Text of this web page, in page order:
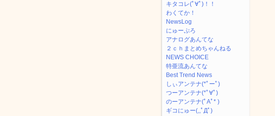
キタコレ(ﾟ∀ﾟ)！！
わくてか！
NewsLog
にゅーぷろ
アナログあんてな
２ｃｈまとめちゃんねる
NEWS CHOICE
特亜流あんてな
Best Trend News
しぃアンテナ(*ﾟーﾟ)
つーアンテナ(*ﾟ∀ﾟ)
のーアンテナ(ﾟAﾟ* )
ギコにゅー(,,ﾟДﾟ)